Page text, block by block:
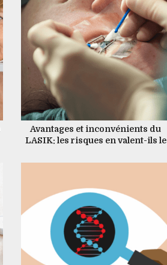
Avantages et inconvénients du
LASIK: les risques en valent-ils le